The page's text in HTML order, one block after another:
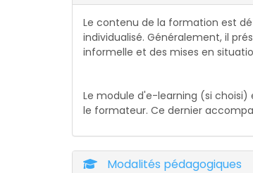
Le contenu de la formation est
individualisé. Généralement, il
informelle et des mises en
Le module d'e-learning (si
le formateur. Ce dernier
Modalités pédagogiques